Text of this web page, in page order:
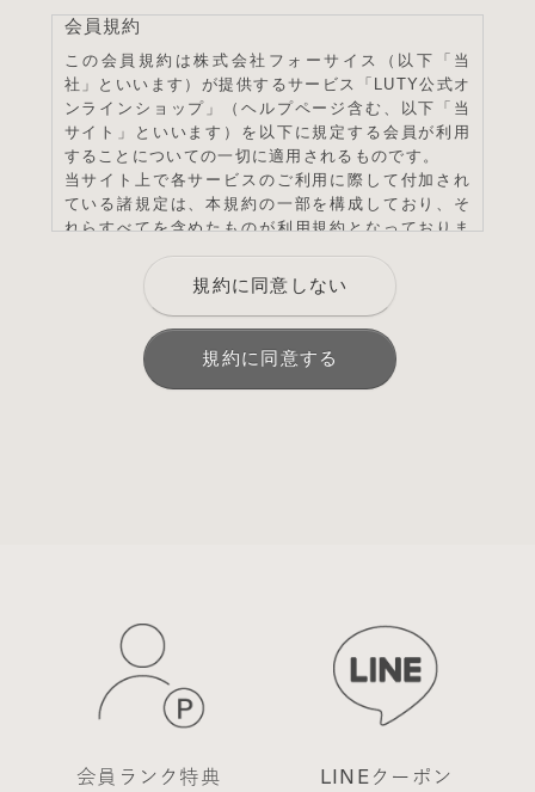
会員規約
この会員規約は株式会社フォーサイス（以下「当
社」といいます）が提供するサービス「LUTY公式オ
ンラインショップ」（ヘルプページ含む、以下「当
サイト」といいます）を以下に規定する会員が利用
することについての一切に適用されるものです。
当サイト上で各サービスのご利用に際して付加され
ている諸規定は、本規約の一部を構成しており、そ
れらすべてを含めたものが利用規約となっておりま
スについては、当サイトのサポート範囲外となる
為、各リンク先の規約に従うものとします）
本規約の変更にご注意下さい
1. 当社は、会員の了承を得ることなく本規約を随時
変更することができるものとし、会員はこれを承諾
の会員に通知したものとみなします。
会員登録について
当サイトにおいてのご購入には会員登録が必要にな
ります。
なお会員登録は無料です。
レスおよびパスワードが必要になります。
規約に同意しない
規約に同意する
会員ランク特典 LINEクーポン